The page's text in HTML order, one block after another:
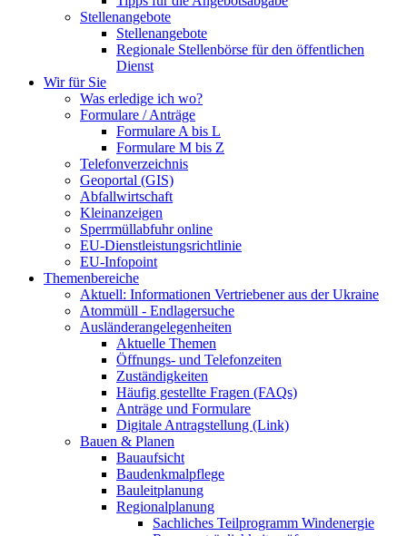
Stellenangebote
Stellenangebote
Regionale Stellenbörse für den öffentlichen
Dienst
Wir für Sie
Was erledige ich wo?
Formulare / Anträge
Formulare A bis L
Formulare M bis Z
Telefonverzeichnis
Geoportal (GIS)
Abfallwirtschaft
Kleinanzeigen
Sperrmüllabfuhr online
EU-Dienstleistungsrichtlinie
EU-Infopoint
Themenbereiche
Aktuell: Informationen Vertriebener aus der Ukraine
Atommüll - Endlagersuche
Ausländerangelegenheiten
Aktuelle Themen
Öffnungs- und Telefonzeiten
Zuständigkeiten
Häufig gestellte Fragen (FAQs)
Anträge und Formulare
Digitale Antragstellung (Link)
Bauen & Planen
Bauaufsicht
Baudenkmalpflege
Bauleitplanung
Regionalplanung
Sachliches Teilprogramm Windenergie